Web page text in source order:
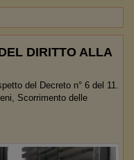
DIRITTO ALLA
del Decreto n° 6 del 11.
Scorrimento delle